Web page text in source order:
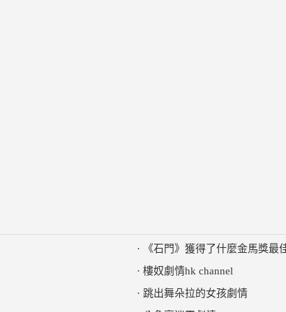
·
《石門》獲得了什麼金馬獎最
· 樓奴劇情hk channel
· 跳出舞朵拉的女孩劇情